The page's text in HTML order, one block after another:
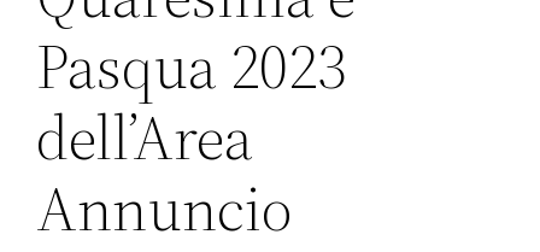
Pasqua 2023
dell’Area
Annuncio